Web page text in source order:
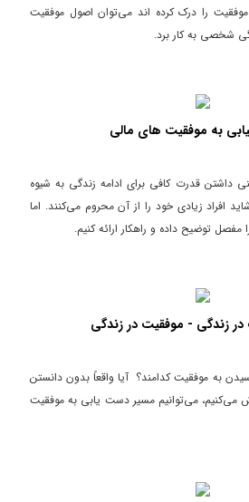
را درک کرده اند می‌توان اصول موفقیت
شخصی به کار برد.
به موفقیت های مالی
داشتن قدرت کافی برای ادامه زندگی به شیوه
افراد زیادی خود را از آن محروم می‌کنند. اما
توضیح داده و راهکار ارائه کنیم.
به موفقیت کدامند؟ آیا واقعاً بدون دانستن
می‌توانیم مسیر دست یابی به موفقیت